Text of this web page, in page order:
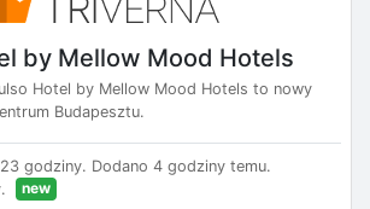
by Mellow Mood Hotels
Hotel by Mellow Mood Hotels to nowy
Budapesztu.
godziny. Dodano 4 godziny temu.
new